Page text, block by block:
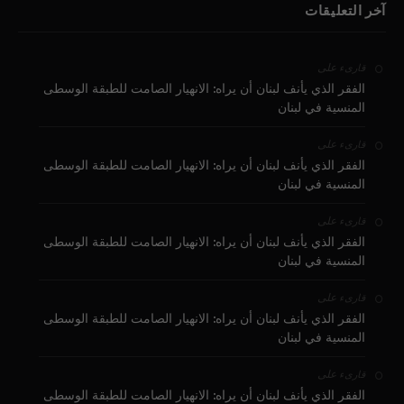
آخر التعليقات
قارىء على
الفقر الذي يأنف لبنان أن يراه: الانهيار الصامت للطبقة الوسطى
المنسية في لبنان
قارىء على
الفقر الذي يأنف لبنان أن يراه: الانهيار الصامت للطبقة الوسطى
المنسية في لبنان
قارىء على
الفقر الذي يأنف لبنان أن يراه: الانهيار الصامت للطبقة الوسطى
المنسية في لبنان
قارىء على
الفقر الذي يأنف لبنان أن يراه: الانهيار الصامت للطبقة الوسطى
المنسية في لبنان
قارىء على
الفقر الذي يأنف لبنان أن يراه: الانهيار الصامت للطبقة الوسطى